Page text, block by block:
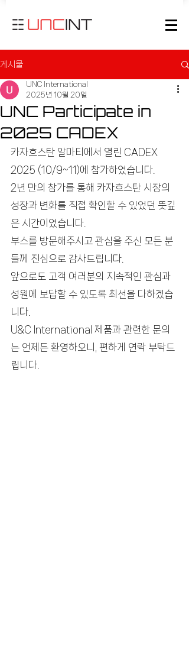
게시물
UNC Participate in
2025 CADEX
UNC International
2025년 10월 20일
카자흐스탄 알마티에서 열린 CADEX
2025 (10/9~11)에 참가하였습니다.
2년 만의 참가를 통해 카자흐스탄 시장의
성장과 변화를 직접 확인할 수 있었던 뜻깊
은 시간이었습니다.
부스를 방문해주시고 관심을 주신 모든 분
들께 진심으로 감사드립니다.
앞으로도 고객 여러분의 지속적인 관심과
성원에 보답할 수 있도록 최선을 다하겠습
니다.
U&C International 제품과 관련한 문의
는 언제든 환영하오니, 편하게 연락 부탁드
립니다.